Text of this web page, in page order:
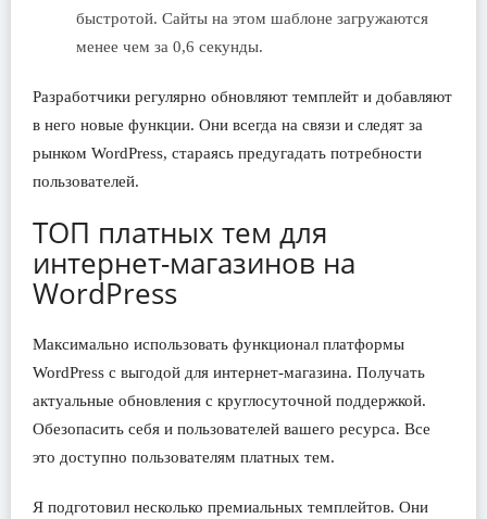
быстротой. Сайты на этом шаблоне загружаются
менее чем за 0,6 секунды.
Разработчики регулярно обновляют темплейт и добавляют
в него новые функции. Они всегда на связи и следят за
рынком WordPress, стараясь предугадать потребности
пользователей.
ТОП платных тем для
интернет-магазинов на
WordPress
Максимально использовать функционал платформы
WordPress с выгодой для интернет-магазина. Получать
актуальные обновления с круглосуточной поддержкой.
Обезопасить себя и пользователей вашего ресурса. Все
это доступно пользователям платных тем.
Я подготовил несколько премиальных темплейтов. Они